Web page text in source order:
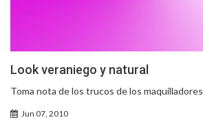
Look veraniego y natural
Toma nota de los trucos de los maquilladores
Jun 07, 2010